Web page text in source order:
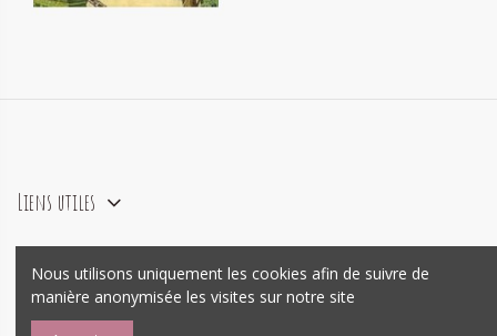
Liens utiles
agence e-commerce PrestashopMywebo
Nous utilisons uniquement les cookies afin de suivre de
manière anonymisée les visites sur notre site